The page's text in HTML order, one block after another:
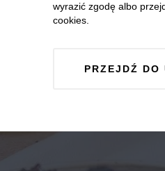
wyrazić zgodę albo
cookies.
PRZEJDŹ DO